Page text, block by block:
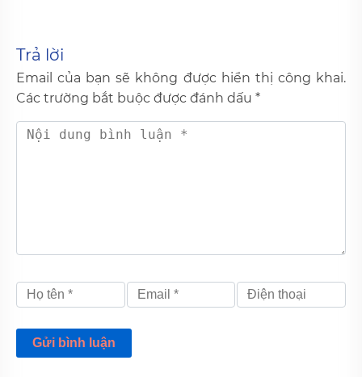
Trả lời
Email của bạn sẽ không được hiển thị công khai.
Các trường bắt buộc được đánh dấu *